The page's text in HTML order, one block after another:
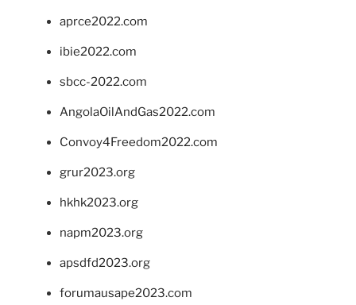
aprce2022.com
ibie2022.com
sbcc-2022.com
AngolaOilAndGas2022.com
Convoy4Freedom2022.com
grur2023.org
hkhk2023.org
napm2023.org
apsdfd2023.org
forumausape2023.com